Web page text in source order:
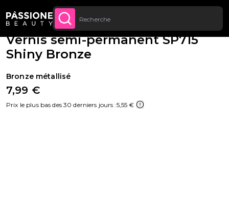
Jusqu’à 20 € de réduction sur votre
première commande
CONTENU
Fil d'Ariane
Semi-permanents · Couleurs
Vernis semi-permanent SP715
Shiny Bronze
Bronze métallisé
7,99 €
Prix le plus bas des 30 derniers jours :5,55 €